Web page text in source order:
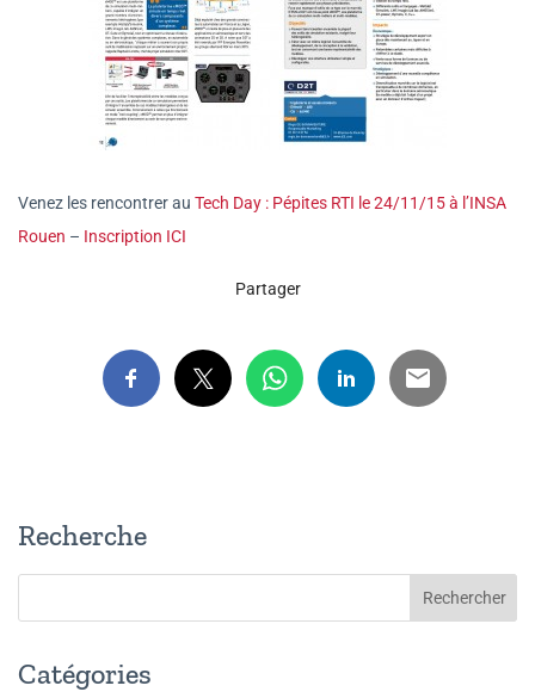
Venez les rencontrer au Tech Day : Pépites RTI le 24/11/15 à l’INSA
Rouen – Inscription ICI
Partager
Recherche
Catégories